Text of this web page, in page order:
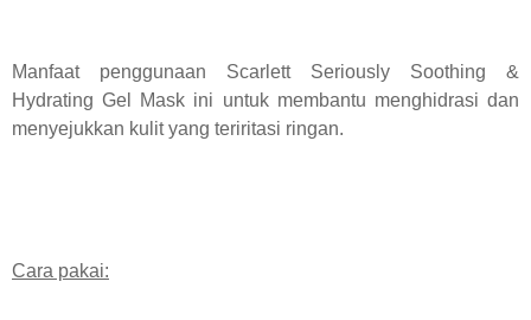
Manfaat penggunaan Scarlett Seriously Soothing &
Hydrating Gel Mask ini untuk membantu menghidrasi dan
menyejukkan kulit yang teriritasi ringan.
Cara pakai: